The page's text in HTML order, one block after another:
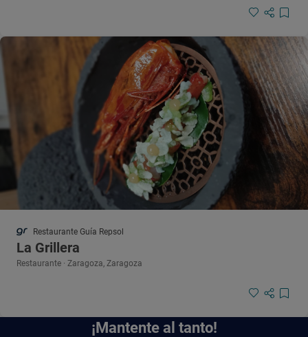
Restaurante Guía Repsol
La Grillera
Restaurante · Zaragoza, Zaragoza
¡Mantente al tanto!